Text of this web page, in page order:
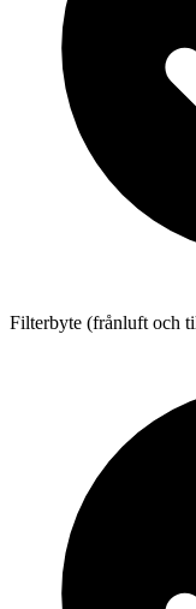
Filterbyte (frånluft och